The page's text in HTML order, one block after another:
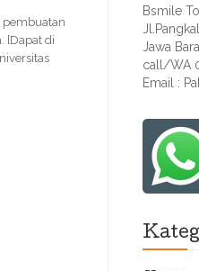
pembuatan
[Dapat di
Bsmile
Jawa
call/WA
Email :